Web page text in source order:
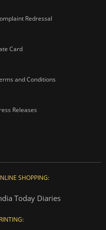
Redressal
Card
and Conditions
Releases
SHOPPING:
Today Diaries